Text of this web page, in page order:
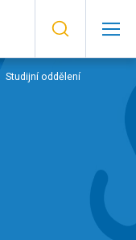
Studijní oddělení